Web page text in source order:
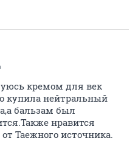
кремом для век
купила нейтральный
бальзам был
нравится
Таежного источника.